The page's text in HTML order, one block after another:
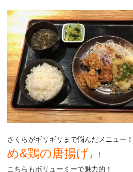
さくらがギリギリまで悩んだメニュー
め&鶏の唐揚げ 」！
こちらもボリューミーで魅力的！